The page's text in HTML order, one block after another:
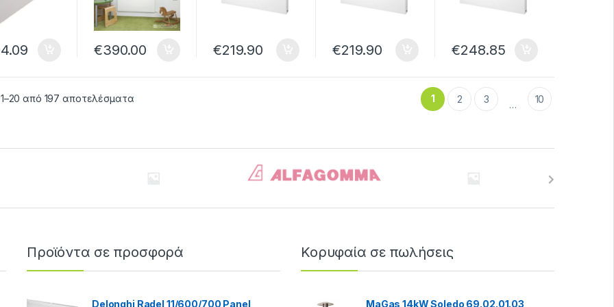
€390.00
Αριστερά
€219.90
Δεξιά
€219.90
Αριστερά
€248.85
από 197 αποτελέσματα 1 2 3 … 10
Προϊόντα σε προσφορά
Delonghi Radel 11/600/700 Panel
Κορυφαία σε πωλήσεις
MaGas 14kW Soledo 69.02.01.03